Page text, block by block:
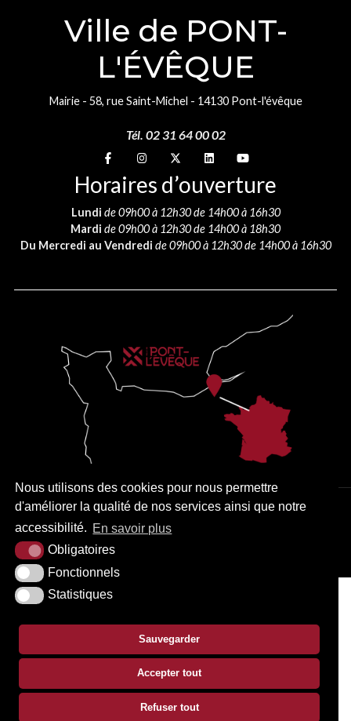
Nous utilisons des cookies pour nous permettre
d'améliorer la qualité de nos services ainsi que notre
accessibilité. En savoir plus
Obligatoires
Fonctionnels
Statistiques
Sauvegarder
Accepter tout
Refuser tout
Ville de PONT-
L'ÉVÊQUE
Mairie - 58, rue Saint-Michel - 14130 Pont-l'évêque
Tél. 02 31 64 00 02
Suivez-nous sur
Suivez-nous sur
Suivez-nous sur
Suivez-nous sur
Suivez-nous sur
Horaires d’ouverture
Lundi de 09h00 à 12h30 de 14h00 à 16h30
Mardi de 09h00 à 12h30 de 14h00 à 18h30
Du Mercredi au Vendredi de 09h00 à 12h30 de 14h00 à 16h30
PLAN DU SITE MENTIONS LÉGALES ACCESSIBILITÉ